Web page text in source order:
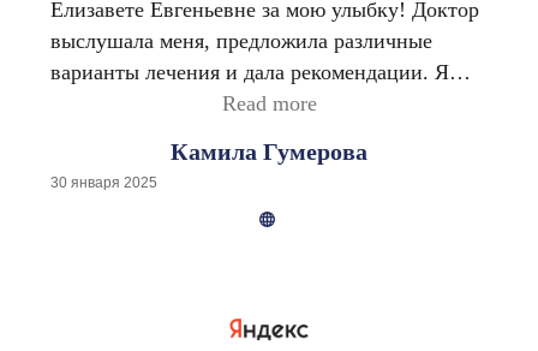
Елизавете Евгеньевне за мою улыбку! Доктор
выслушала меня, предложила различные
варианты лечения и дала рекомендации. Я
человек, который далек от медицины, но все
прозрачно, что заведомо хочется довериться
человеку! Начали лечение, уверена, будет
Read more
Камила Гумерова
30 января 2025